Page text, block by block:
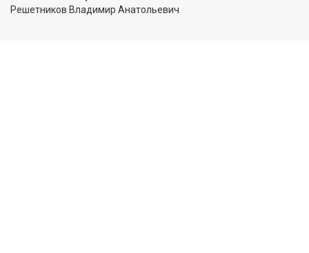
Решетников Владимир Анатольевич